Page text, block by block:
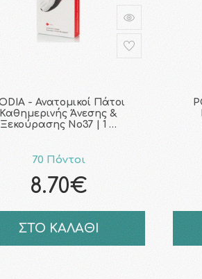
- Ανατομικοί Πάτοι
Καθημερινής Άνεσης &
Ξεκούρασης No37 | 1 …
70 Πόντοι
8.70€
ΣΤΟ ΚΑΛΑΘΙ